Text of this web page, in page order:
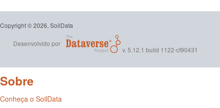
emprego deste conjunto de dados para finalidades profissionais
e/ou comerciais deve ser precedido pelo contato com a Embrapa.
Copyright © 2026, SoilData
Desenvolvido por
v. 5.12.1 build 1122-cf90431
Sobre
Conheça o SoilData